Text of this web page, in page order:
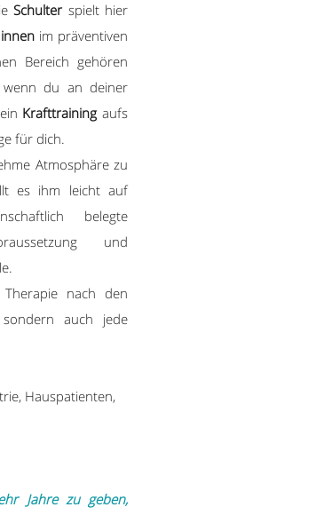
Schulterspielt hier
im präventiven
Bereich gehören
wenn du an deiner
Krafttrainingaufs
für dich.
Atmosphäre zu
es ihm leicht auf
belegte
und
nach den
sondern auch jede
Hauspatienten,
Jahre zu geben,